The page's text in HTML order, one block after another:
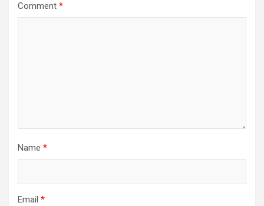
Comment *
Name *
Email *